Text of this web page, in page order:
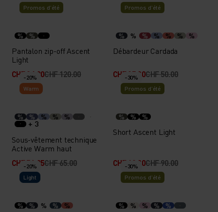
Promos d’été
% %
Pantalon zip-off Ascent
Light
CHF 84.00CHF 120.00
Promos d’été
% % % % % % %
Débardeur Cardada
CHF 35.00CHF 50.00
-20%
Warm
% % % % %
+ 3
Sous-vêtement technique
Active Warm haut
CHF 51.95CHF 65.00
-30%
Promos d’été
% % %
Short Ascent Light
CHF 63.00CHF 90.00
-20%
Light
% % % % %
-30%
Promos d’été
% % % % %